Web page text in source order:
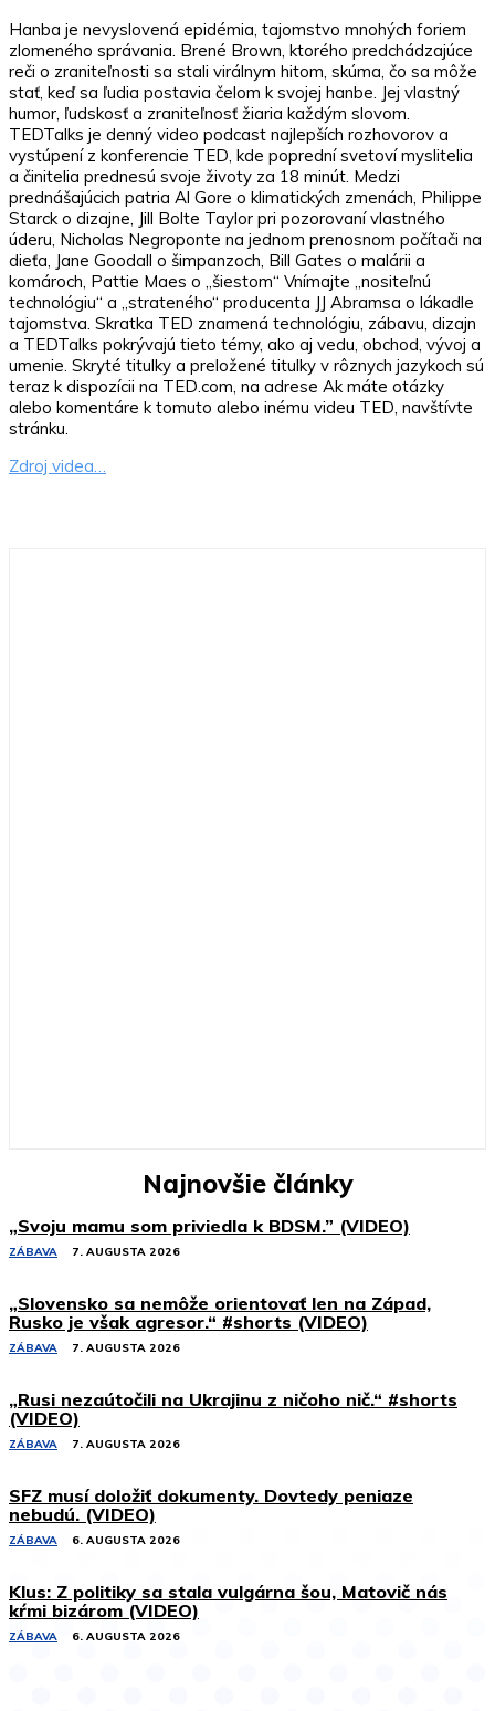
Hanba je nevyslovená epidémia, tajomstvo mnohých foriem
zlomeného správania. Brené Brown, ktorého predchádzajúce
reči o zraniteľnosti sa stali virálnym hitom, skúma, čo sa môže
stať, keď sa ľudia postavia čelom k svojej hanbe. Jej vlastný
humor, ľudskosť a zraniteľnosť žiaria každým slovom.
TEDTalks je denný video podcast najlepších rozhovorov a
vystúpení z konferencie TED, kde poprední svetoví myslitelia
a činitelia prednesú svoje životy za 18 minút. Medzi
prednášajúcich patria Al Gore o klimatických zmenách, Philippe
Starck o dizajne, Jill Bolte Taylor pri pozorovaní vlastného
úderu, Nicholas Negroponte na jednom prenosnom počítači na
dieťa, Jane Goodall o šimpanzoch, Bill Gates o malárii a
komároch, Pattie Maes o „šiestom“ Vnímajte „nositeľnú
technológiu“ a „strateného“ producenta JJ Abramsa o lákadle
tajomstva. Skratka TED znamená technológiu, zábavu, dizajn
a TEDTalks pokrývajú tieto témy, ako aj vedu, obchod, vývoj a
umenie. Skryté titulky a preložené titulky v rôznych jazykoch sú
teraz k dispozícii na TED.com, na adrese Ak máte otázky
alebo komentáre k tomuto alebo inému videu TED, navštívte
stránku.
Zdroj videa…
Najnovšie články
„Svoju mamu som priviedla k BDSM.” (VIDEO)
ZÁBAVA 7. AUGUSTA 2026
„Slovensko sa nemôže orientovať len na Západ,
Rusko je však agresor.“ #shorts (VIDEO)
ZÁBAVA 7. AUGUSTA 2026
„Rusi nezaútočili na Ukrajinu z ničoho nič.“ #shorts
(VIDEO)
ZÁBAVA 7. AUGUSTA 2026
SFZ musí doložiť dokumenty. Dovtedy peniaze
nebudú. (VIDEO)
ZÁBAVA 6. AUGUSTA 2026
Klus: Z politiky sa stala vulgárna šou, Matovič nás
kŕmi bizárom (VIDEO)
ZÁBAVA 6. AUGUSTA 2026